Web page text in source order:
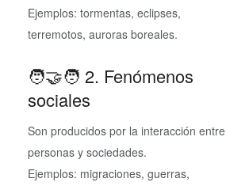
Ejemplos: tormentas, eclipses,
terremotos, auroras boreales.
🧑‍🤝‍🧑 2. Fenómenos
sociales
Son producidos por la interacción entre
personas y sociedades.
Ejemplos: migraciones, guerras,